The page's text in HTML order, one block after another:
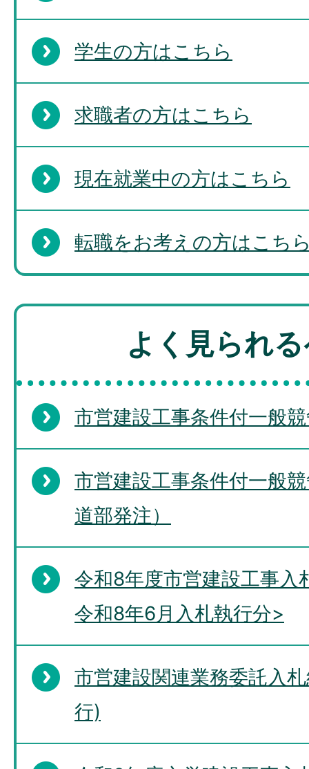
学生の方はこちら
求職者の方はこちら
現在就業中の方はこちら
転職をお考えの方はこち
よく見られ
市営建設工事条件付一般
市営建設工事条件付一般
道部発注）
令和8年度市営建設工事入
令和8年6月入札執行分>
市営建設関連業務委託入
行)